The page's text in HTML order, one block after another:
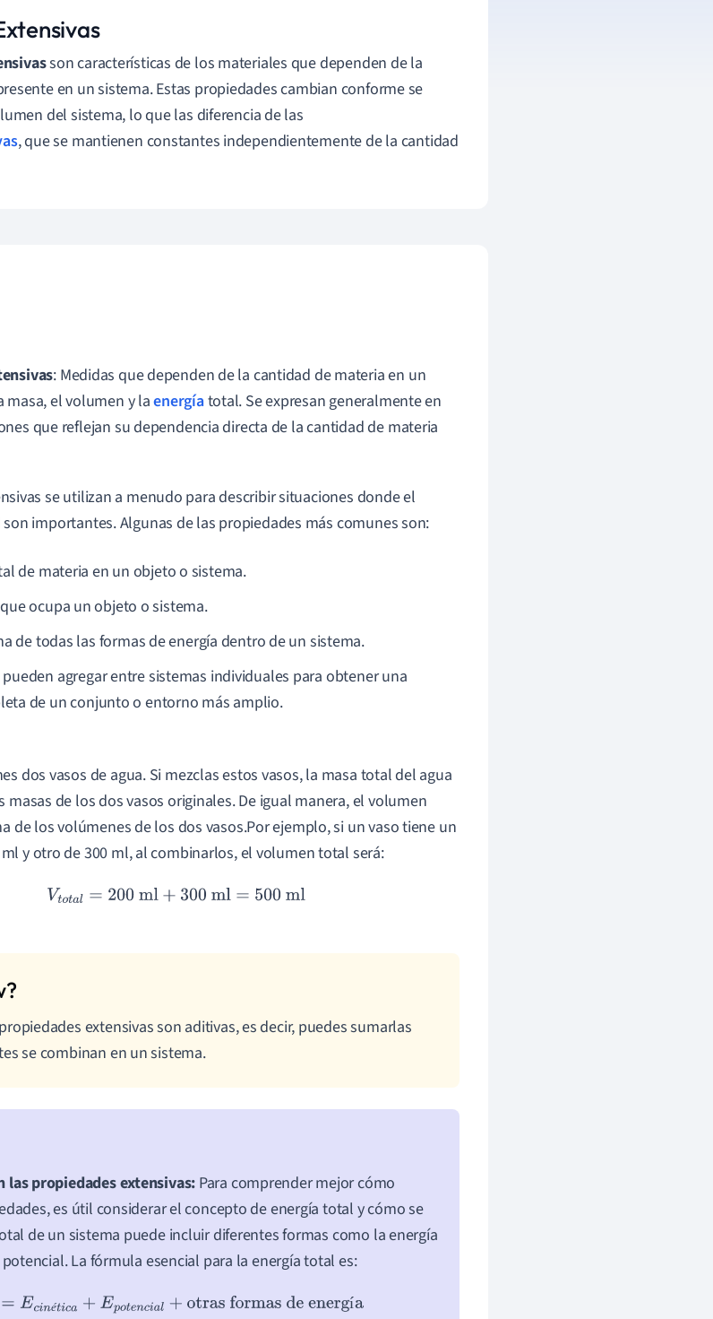
son características de los materiales que dependen de la
en un sistema. Estas propiedades cambian conforme se
del sistema, lo que las diferencia de las
, que se mantienen constantes independientemente de la cantidad
: Medidas que dependen de la cantidad de materia en un
masa, el volumen y laenergíatotal. Se expresan generalmente en
que reflejan su dependencia directa de la cantidad de materia
se utilizan a menudo para describir situaciones donde el
importantes. Algunas de las propiedades más comunes son:
de materia en un objeto o sistema.
ocupa un objeto o sistema.
de todas las formas de energía dentro de un sistema.
agregar entre sistemas individuales para obtener una
de un conjunto o entorno más amplio.
dos vasos de agua. Si mezclas estos vasos, la masa total del agua
masas de los dos vasos originales. De igual manera, el volumen
de los volúmenes de los dos vasos.Por ejemplo, si un vaso tiene un
y otro de 300 ml, al combinarlos, el volumen total será:
V tot al=200ml+ 300ml=500 ml
extensivas son aditivas, es decir, puedes sumarlas
se combinan en un sistema.
las propiedades extensivas: Para comprender mejor cómo
es útil considerar el concepto de energía total y cómo se
de un sistema puede incluir diferentes formas como la energía
La fórmula esencial para la energía total es:
é í
otal=Ecinéti ca+ Epotencia l+otras formas de energía